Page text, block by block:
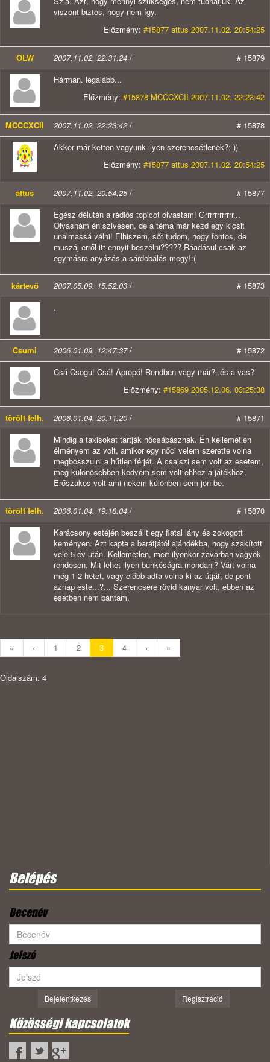
viszont biztos, hogy nem így.
Előzmény: #15877 attus 2007.11.02. 20:54:25
OLW 2007.11.02. 22:31:24 /
# 15879
Hárman. legalább...
Előzmény: #15878 MCCCXCII 2007.11.02. 22:23:42
MCCCXCII 2007.11.02. 22:23:42/
# 15878
Akkor már ketten vagyunk ilyen szerencsétlenek?:-))
Előzmény: #15877 attus 2007.11.02. 20:54:25
attus 2007.11.02. 20:54:25/
# 15877
Egész délután a rádiós topicot olvastam! Grrrrrrrrrrrr...
Olvasnám én szivesen, de a téma már kezd egy kicsit
unalmassá válni! Elhiszem, sőt tudom, hogy fontos, de
muszáj erről itt ennyit beszélni????? Ráadásul csak az
egymásra anyázás,a sárdobálás megy!:(
kártevő 2007.05.09. 15:52:03 /
# 15873
.
Csumi 2006.01.09. 12:47:37/
# 15872
Csá Csogu! Csá! Apropó! Rendben vagy már?..és a vas?
Előzmény: #15869 2005.12.06. 03:25:38
törölt felh. 2006.01.04. 20:11:20 /
# 15871
Mindig a taxisokat tartják nőcsábásznak. Én kellemetlen
élményem az volt, amikor egy nőci velem szerette volna
megbosszulni a hűtlen férjét. A csajszi sem volt az esetem,
meg különösebben kedvem sem volt ehhez a játékhoz.
Erőszakos volt ami nekem különben sem jön be.
törölt felh. 2006.01.04. 19:18:04 /
# 15870
Karácsony estéjén beszállt egy fiatal lány és zokogott
keményen. Azt kapta a barátjától ajándékba, hogy szakított
vele 5 év után. Kellemetlen, mert ilyenkor zavarban vagyok
rendesen. Mit lehet ilyen bunkóságra mondani? Várt volna
még 1-2 hetet, vagy előbb adta volna ki az útját, de pont
aznap este...?... Szerencsére rövid kanyar volt, ebben az
esetben nem bántam.
« ‹ 1 2 3 4 › »
Oldalszám: 4
Belépés
Becenév
Jelszó
Bejelentkezés Regisztráció
Közösségi kapcsolatok